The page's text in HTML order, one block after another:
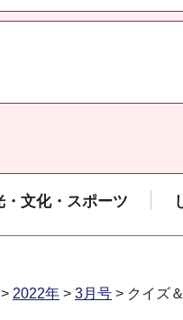
・文化・スポーツ
> 2022年 > 3月号 > クイズ